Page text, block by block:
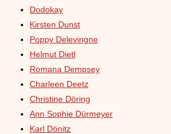
Dodokay
Kirsten Dunst
Poppy Delevingne
Helmut Dietl
Romana Dempsey
Charleen Deetz
Christine Döring
Ann Sophie Dürmeyer
Karl Dönitz